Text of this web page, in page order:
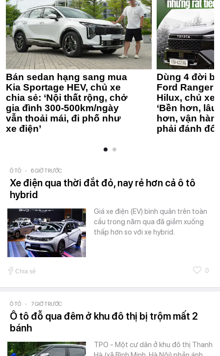
Bán sedan hạng sang mua
Kia Sportage HEV, chủ xe
chia sẻ: ‘Nội thất rộng, chở
gia đình 300-500km/ngày
vẫn thoải mái, đi phố như
xe điện’
Dùng 4 đời
Ford Ranger
Hilux, chủ xe
‘Bền hơn,
hơn, vận
phải đánh
Ô TÔ - 6 GIỜ TRƯỚC
Xe điện qua thời đắt đỏ, nay rẻ hơn cả ô tô
hybrid
Giá xe điện (EV) bình quân trên toàn
cầu trong năm qua đã giảm xuống
thấp hơn so với xe hybrid.
Chia sẻ 0
Ô TÔ - 7 GIỜ TRƯỚC
Ô tô đỗ qua đêm ở khu đô thị bị trộm mất 2
bánh
TPO - Một cư dân ở khu đô thị Thanh